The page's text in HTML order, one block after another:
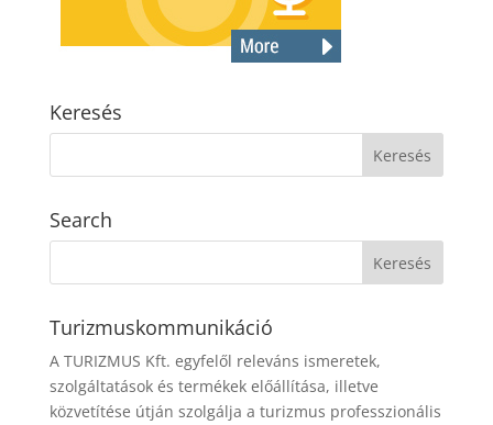
Keresés
Search
Turizmuskommunikáció
A TURIZMUS Kft. egyfelől releváns ismeretek,
szolgáltatások és termékek előállítása, illetve
közvetítése útján szolgálja a turizmus professzionális